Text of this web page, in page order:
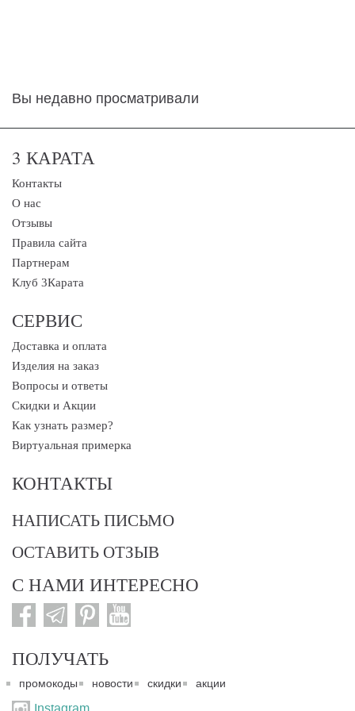
Вы недавно просматривали
3 КАРАТА
Контакты
О нас
Отзывы
Правила сайта
Партнерам
Клуб 3Карата
СЕРВИС
Доставка и оплата
Изделия на заказ
Вопросы и ответы
Скидки и Акции
Как узнать размер?
Виртуальная примерка
КОНТАКТЫ
НАПИСАТЬ ПИСЬМО
ОСТАВИТЬ ОТЗЫВ
С НАМИ ИНТЕРЕСНО
ПОЛУЧАТЬ
промокоды новости скидки акции